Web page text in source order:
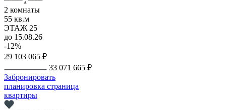
2 комнаты
55 кв.м
ЭТАЖ 25
до 15.08.26
-12%
29 103 065 ₽
33 071 665 ₽
Забронировать
планировка страница
квартиры